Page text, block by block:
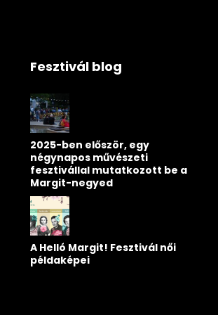
Fesztivál blog
2025-ben először, egy
négynapos művészeti
fesztivállal mutatkozott be a
Margit-negyed
A Helló Margit! Fesztivál női
példaképei